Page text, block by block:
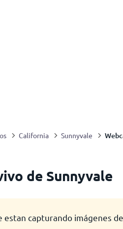
California Sunnyvale
de Sunnyvale
estan capturando imágenes